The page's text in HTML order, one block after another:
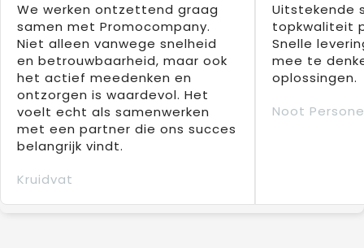
We werken ontzettend graag
samen met Promocompany.
Niet alleen vanwege snelheid
en betrouwbaarheid, maar ook
het actief meedenken en
ontzorgen is waardevol. Het
voelt echt als samenwerken
met een partner die ons succes
belangrijk vindt.
Kruidvat
Uitstekende
topkwaliteit
Snelle
mee te
oplossingen.
Noot